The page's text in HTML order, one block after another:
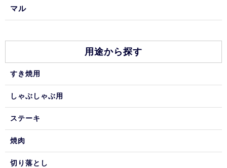
マル
用途から探す
すき焼用
しゃぶしゃぶ用
ステーキ
焼肉
切り落とし